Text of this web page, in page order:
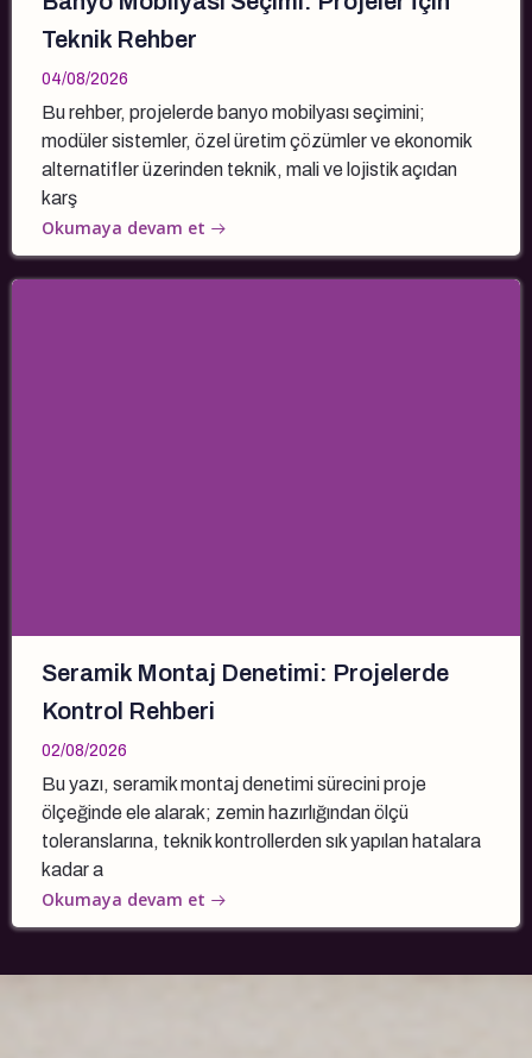
Teknik Rehber
04/08/2026
Bu rehber, projelerde banyo mobilyası seçimini;
modüler sistemler, özel üretim çözümler ve ekonomik
alternatifler üzerinden teknik, mali ve lojistik açıdan
karş
Okumaya devam et
Seramik Montaj Denetimi: Projelerde
Kontrol Rehberi
02/08/2026
Bu yazı, seramik montaj denetimi sürecini proje
ölçeğinde ele alarak; zemin hazırlığından ölçü
toleranslarına, teknik kontrollerden sık yapılan hatalara
kadar a
Okumaya devam et